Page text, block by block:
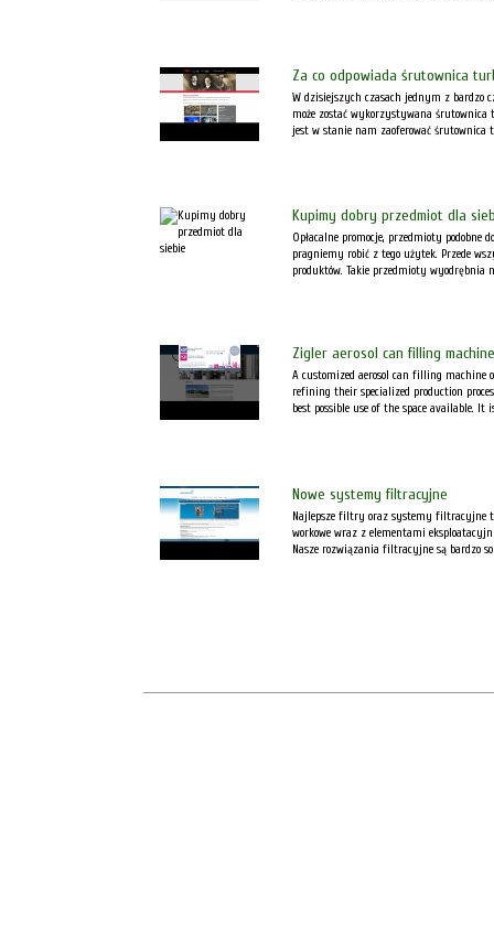
Za co odpowiada śrutownica
W dzisiejszych czasach jednym z bardzo
może zostać wykorzystywana śrutownica
jest w stanie nam zaoferować śrutownica
Kupimy dobry przedmiot dla
Opłacalne promocje, przedmioty podobne
pragniemy robić z tego użytek. Przede
produktów. Takie przedmioty wyodrębnia
Zigler aerosol can filling
A customized aerosol can filling machine
refining their specialized production
best possible use of the space available. It
Nowe systemy filtracyjne
Najlepsze filtry oraz systemy filtracyjne
workowe wraz z elementami
Nasze rozwiązania filtracyjne są bardzo